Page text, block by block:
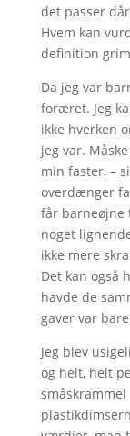
det passer
Hvem kan
definition
Da jeg var
foræret. Jeg
ikke hverken
jeg var.
min faster, –
overdænger
får barneøjne
noget
ikke mere
Det kan også
havde de
gaver var
Jeg blev
og helt, helt